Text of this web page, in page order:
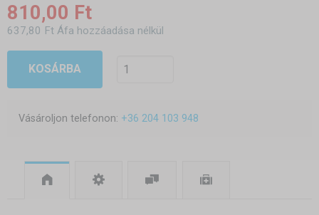
810,00 Ft
637,80 Ft Áfa hozzáadása nélkül
KOSÁRBA
Vásároljon telefonon: +36 204 103 948